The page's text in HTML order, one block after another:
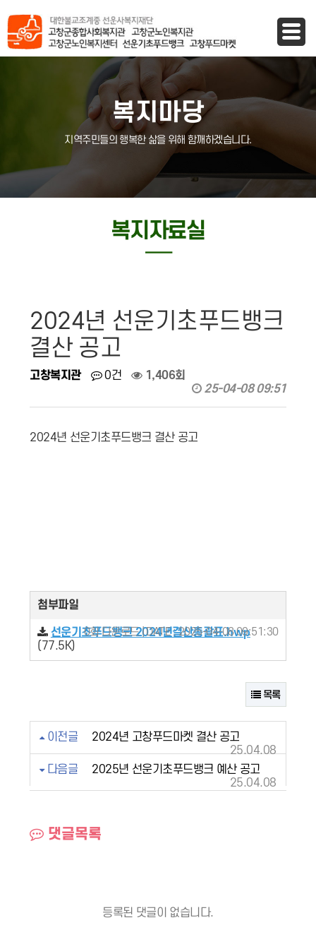
복지마당
지역주민들의 행복한 삶을 위해 함깨하겠습니다.
복지자료실
─
2024년 선운기초푸드뱅크
결산 공고
고창복지관 0건
1,406회
25-04-08 09:51
2024년 선운기초푸드뱅크 결산 공고
첨부파일
선운기초푸드뱅크 2024년결산총괄표.hwp
(77.5K)
0회 다운로드 | DATE : 2025-04-08 09:51:30
목록
이전글
2024년 고창푸드마켓 결산 공고
25.04.08
다음글
2025년 선운기초푸드뱅크 예산 공고
25.04.08
댓글목록
등록된 댓글이 없습니다.